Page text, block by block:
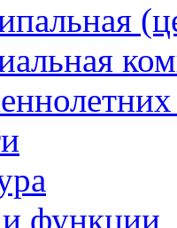
функции